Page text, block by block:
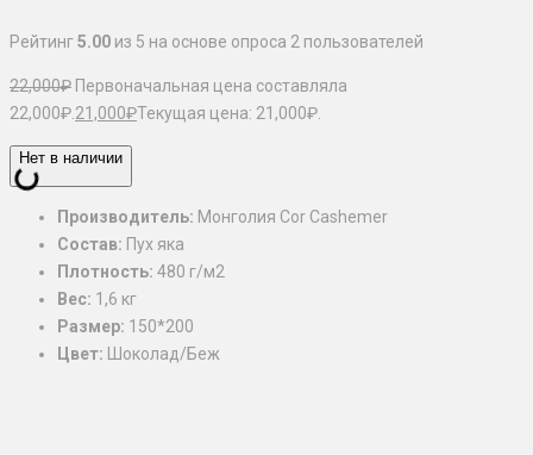
Рейтинг5.00 из 5 на основе опроса 2 пользователей
22,000₽ Первоначальная цена составляла
22,000₽.21,000₽Текущая цена: 21,000₽.
Нет в наличии
Производитель: Монголия Cor Cashemer
Состав: Пух яка
Плотность: 480 г/м2
Вес: 1,6 кг
Размер: 150*200
Цвет: Шоколад/Беж